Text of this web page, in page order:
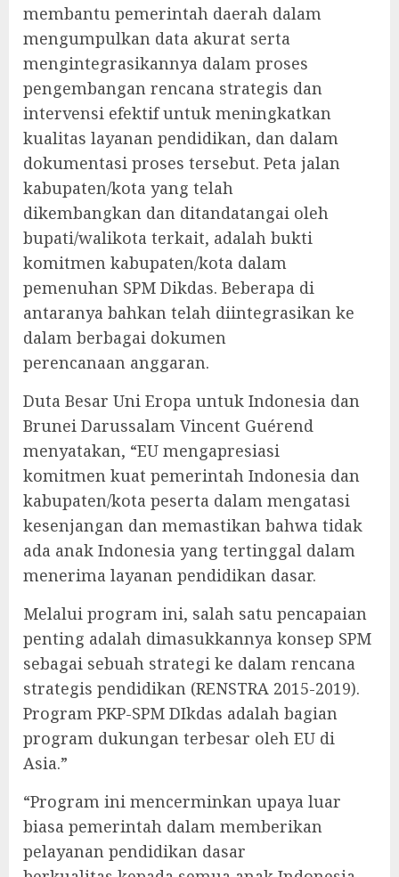
membantu pemerintah daerah dalam
mengumpulkan data akurat serta
mengintegrasikannya dalam proses
pengembangan rencana strategis dan
intervensi efektif untuk meningkatkan
kualitas layanan pendidikan, dan dalam
dokumentasi proses tersebut. Peta jalan
kabupaten/kota yang telah
dikembangkan dan ditandatangai oleh
bupati/walikota terkait, adalah bukti
komitmen kabupaten/kota dalam
pemenuhan SPM Dikdas. Beberapa di
antaranya bahkan telah diintegrasikan ke
dalam berbagai dokumen
perencanaan anggaran.
Duta Besar Uni Eropa untuk Indonesia dan
Brunei Darussalam Vincent Guérend
menyatakan, “EU mengapresiasi
komitmen kuat pemerintah Indonesia dan
kabupaten/kota peserta dalam mengatasi
kesenjangan dan memastikan bahwa tidak
ada anak Indonesia yang tertinggal dalam
menerima layanan pendidikan dasar.
Melalui program ini, salah satu pencapaian
penting adalah dimasukkannya konsep SPM
sebagai sebuah strategi ke dalam rencana
strategis pendidikan (RENSTRA 2015-2019).
Program PKP-SPM DIkdas adalah bagian
program dukungan terbesar oleh EU di
Asia.”
“Program ini mencerminkan upaya luar
biasa pemerintah dalam memberikan
pelayanan pendidikan dasar